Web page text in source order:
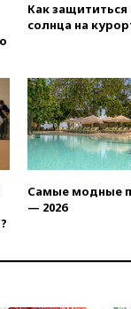
для
оплачивать
дорог от БПЛА из
на ремонт
20:00Зеленский 8
посетит Сербию с
визитом
19:58В Госдуму
законопроект об
ЕГЭ
Как защититься
солнца на
Самые модные
— 2026